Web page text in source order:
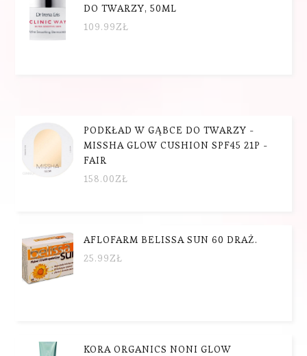
DO TWARZY, 50ML
109.99ZŁ
PODKŁAD W GĄBCE DO TWARZY -
MISSHA GLOW CUSHION SPF45 21P -
FAIR
158.00ZŁ
AFLOFARM BELISSA SUN 60 DRAŻ.
25.99ZŁ
KORA ORGANICS NONI GLOW